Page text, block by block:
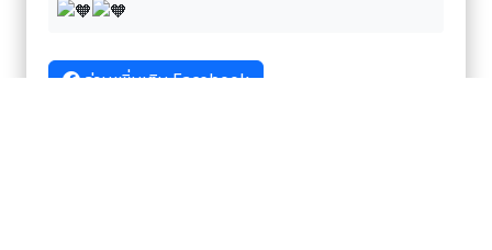
อ่านเพิ่มเติม Facebook